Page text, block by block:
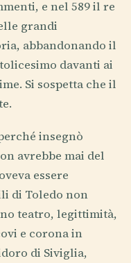
e nel 589 il re
grandi
abbandonando il
davanti ai
Si sospetta che il
insegnò
avrebbe mai del
essere
di Toledo non
teatro, legittimità,
e corona in
di Siviglia,